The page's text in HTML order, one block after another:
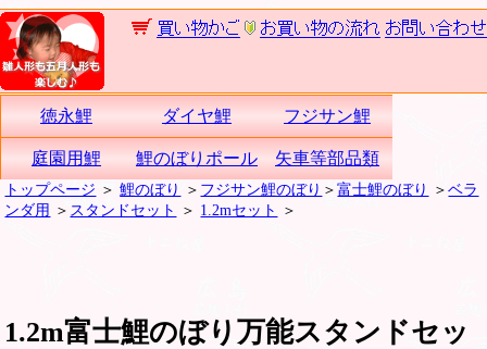
徳永鯉 ダイヤ鯉 フジサン鯉
庭園用鯉 鯉のぼりポール 矢車等部品類
トップページ ＞鯉のぼり ＞ フジサン鯉のぼり ＞富士鯉のぼり ＞ベラ
ンダ用 ＞ スタンドセット ＞ 1.2mセット ＞
1.2m富士鯉のぼり万能スタンドセッ